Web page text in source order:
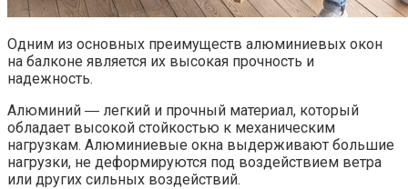
Одним из основных преимуществ алюминиевых окон
на балконе является их высокая прочность и
надежность.​
Алюминий ― легкий и прочный материал, который
обладает высокой стойкостью к механическим
нагрузкам.​ Алюминиевые окна выдерживают большие
нагрузки, не деформируются под воздействием ветра
или других сильных воздействий.​